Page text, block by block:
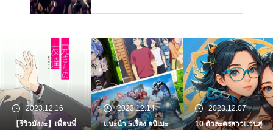
2023.12.16
【รีวิวมังงะ】เพื่อนพี่
2023.12.14
แนะนำ 5เรื่อง อนิเมะ
2023.12.07
10 ตัวละครสาวแว่นสุ